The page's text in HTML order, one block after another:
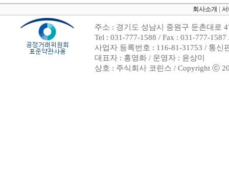
회사소개
주소 : 경기도 성남시 중원구 둔촌대로
Tel : 031-777-1588 / Fax : 031-777-
사업자 등록번호 : 116-81-31753 / 통신
대표자 : 홍영화 / 운영자 : 윤상미
상호 : 주식회사 코린스 / Copyright ⓒ